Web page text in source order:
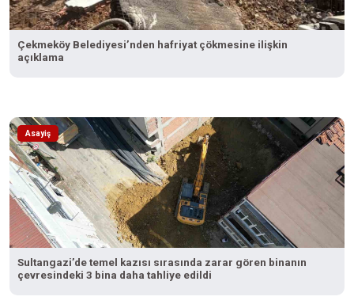
Çekmeköy Belediyesi’nden hafriyat çökmesine ilişkin
açıklama
Asayiş
Sultangazi’de temel kazısı sırasında zarar gören binanın
çevresindeki 3 bina daha tahliye edildi